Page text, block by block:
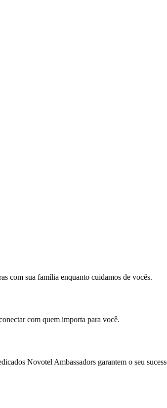
com sua família enquanto cuidamos de vocês.
com quem importa para você.
Novotel Ambassadors garantem o seu